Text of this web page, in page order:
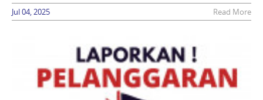
Jul 04, 2025 Read More